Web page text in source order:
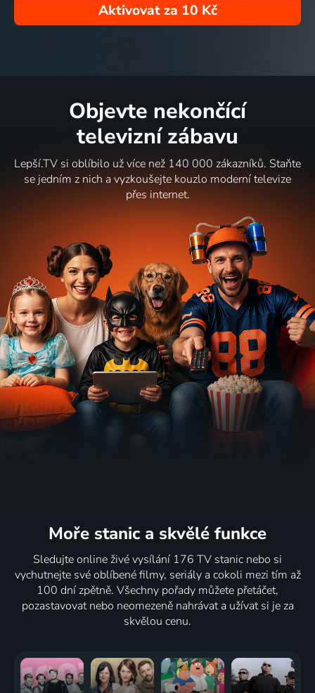
Aktivovat za 10 Kč
Objevte nekončící
televizní zábavu
Lepší.TV si oblíbilo už více než 140 000 zákazníků. Staňte
se jedním z nich a vyzkoušejte kouzlo moderní televize
přes internet.
Moře stanic a skvělé funkce
Sledujte online živé vysílání 176 TV stanic nebo si
vychutnejte své oblíbené filmy, seriály a cokoli mezi tím až
100 dní zpětně. Všechny pořady můžete přetáčet,
pozastavovat nebo neomezeně nahrávat a užívat si je za
skvělou cenu.